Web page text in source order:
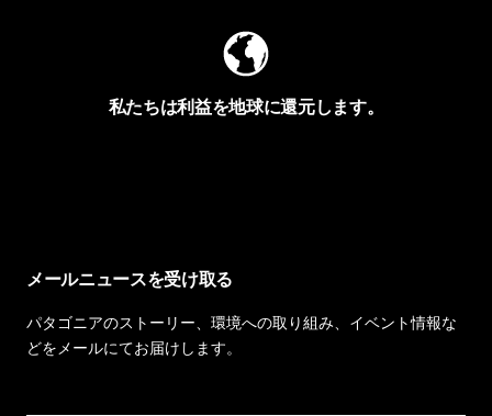
私たちは利益を地球に還元します。
メールニュースを受け取る
パタゴニアのストーリー、環境への取り組み、イベント情報な
どをメールにてお届けします。